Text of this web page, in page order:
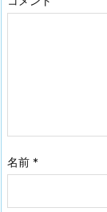
名前 *